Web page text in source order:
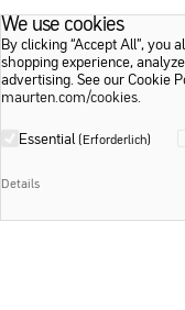
We use cookies
By clicking “Accept All”, you
shopping experience,
advertising. See our Cookie
maurten.com/cookies.
Essential (Erforderlich)
Details